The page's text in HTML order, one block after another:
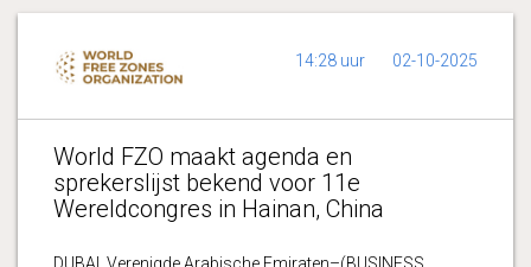
14:28 uur 02-10-2025
World FZO maakt agenda en
sprekerslijst bekend voor 11e
Wereldcongres in Hainan, China
DUBAI, Verenigde Arabische Emiraten–(BUSINESS